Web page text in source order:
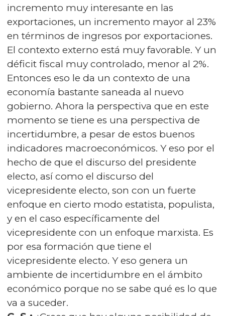
incremento muy interesante en las
exportaciones, un incremento mayor al 23%
en términos de ingresos por exportaciones.
El contexto externo está muy favorable. Y un
déficit fiscal muy controlado, menor al 2%.
Entonces eso le da un contexto de una
economía bastante saneada al nuevo
gobierno. Ahora la perspectiva que en este
momento se tiene es una perspectiva de
incertidumbre, a pesar de estos buenos
indicadores macroeconómicos. Y eso por el
hecho de que el discurso del presidente
electo, así como el discurso del
vicepresidente electo, son con un fuerte
enfoque en cierto modo estatista, populista,
y en el caso específicamente del
vicepresidente con un enfoque marxista. Es
por esa formación que tiene el
vicepresidente electo. Y eso genera un
ambiente de incertidumbre en el ámbito
económico porque no se sabe qué es lo que
va a suceder.